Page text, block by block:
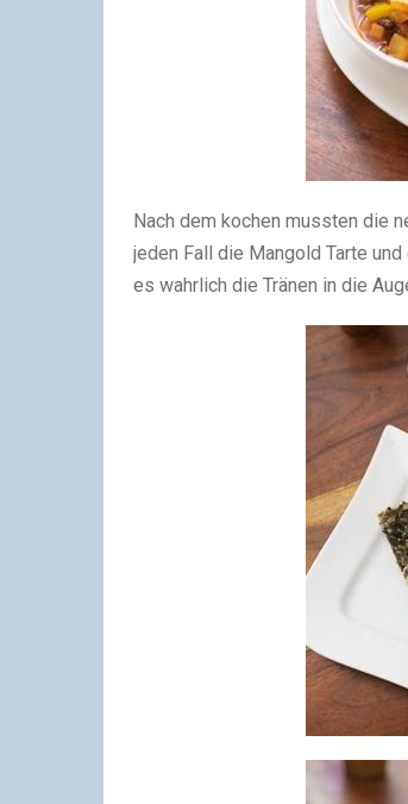
Nach dem kochen mussten die
jeden Fall die Mangold Tarte
es wahrlich die Tränen in die